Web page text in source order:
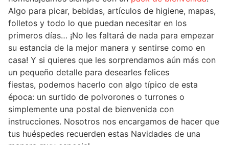
Algo para picar, bebidas, artículos de higiene, mapas,
folletos y todo lo que puedan necesitar en los
primeros días… ¡No les faltará de nada para empezar
su estancia de la mejor manera y sentirse como en
casa! Y si quieres que les sorprendamos aún más con
un pequeño detalle para desearles felices
fiestas, podemos hacerlo con algo típico de esta
época: un surtido de polvorones o turrones o
simplemente una postal de bienvenida con
instrucciones. Nosotros nos encargamos de hacer que
tus huéspedes recuerden estas Navidades de una